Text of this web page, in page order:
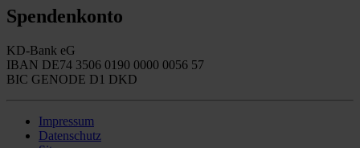
Spendenkonto
KD-Bank eG
IBAN DE74 3506 0190 0000 0056 57
BIC GENODE D1 DKD
Impressum
Datenschutz